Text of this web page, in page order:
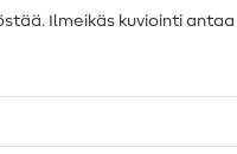
Ilmeikäs kuviointi